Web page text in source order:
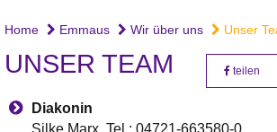
Home Emmaus Wir über uns Unser
UNSER TEAM teilen
Diakonin
Silke Marx, Tel.: 04721-663580-0